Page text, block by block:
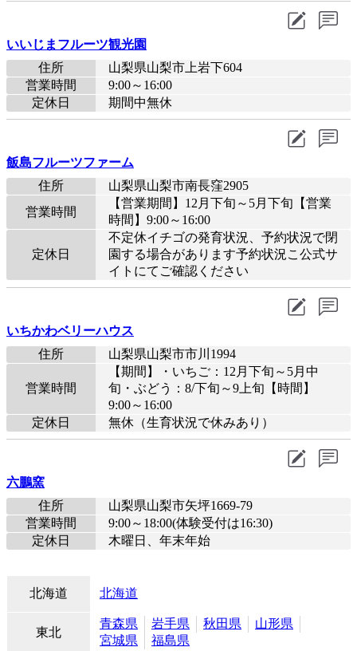
いいじまフルーツ観光園
住所
山梨県山梨市上岩下604
営業時間
9:00～16:00
定休日
期間中無休
飯島フルーツファーム
住所
山梨県山梨市南長窪2905
営業時間
【営業期間】12月下旬～5月下旬【営業
時間】9:00～16:00
定休日
不定休イチゴの発育状況、予約状況で閉
園する場合があります予約状況こ公式サ
イトにてご確認ください
いちかわベリーハウス
住所
山梨県山梨市市川1994
営業時間
【期間】・いちご：12月下旬～5月中
旬・ぶどう：8/下旬～9上旬【時間】
9:00～16:00
定休日
無休（生育状況で休みあり）
六鵬窯
住所
山梨県山梨市矢坪1669-79
営業時間
9:00～18:00(体験受付は16:30)
定休日
木曜日、年末年始
北海道 北海道
東北
青森県 岩手県 秋田県
山形県
宮城県
福島県